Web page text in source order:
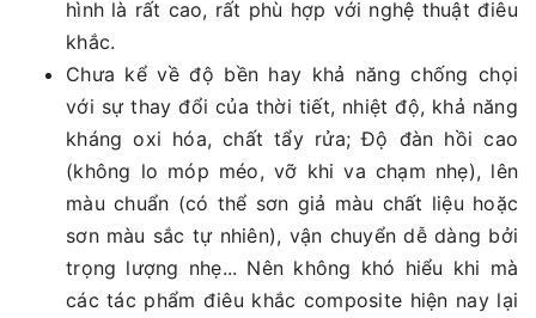
hình là rất cao, rất phù hợp với nghệ thuật điêu
khắc.
Chưa kể về độ bền hay khả năng chống chọi
với sự thay đổi của thời tiết, nhiệt độ, khả năng
kháng oxi hóa, chất tẩy rửa; Độ đàn hồi cao
(không lo móp méo, vỡ khi va chạm nhẹ), lên
màu chuẩn (có thể sơn giả màu chất liệu hoặc
sơn màu sắc tự nhiên), vận chuyển dễ dàng bởi
trọng lượng nhẹ... Nên không khó hiểu khi mà
các tác phẩm điêu khắc composite hiện nay lại